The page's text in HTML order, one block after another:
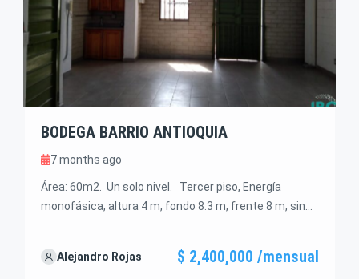
BODEGA BARRIO ANTIOQUIA
7 months ago
Área: 60m2. Un solo nivel. Tercer piso, Energía
monofásica, altura 4 m, fondo 8.3 m, frente 8 m, sin
$2,400.000. más IVA
Alejandro Rojas $ 2,400,000 /mensual